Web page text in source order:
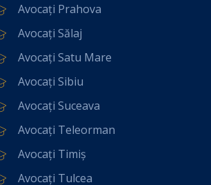
Avocați Prahova
Avocați Sălaj
Avocați Satu Mare
Avocați Sibiu
Avocați Suceava
Avocați Teleorman
Avocați Timiș
Avocați Tulcea